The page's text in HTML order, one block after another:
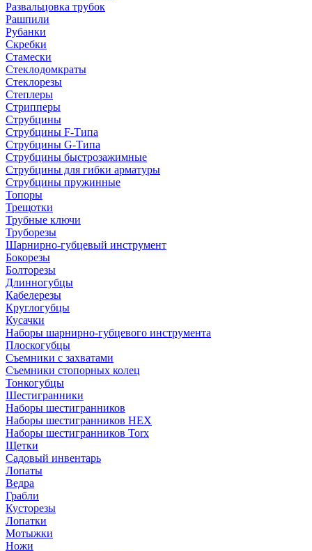
Развальцовка трубок
Рашпили
Рубанки
Скребки
Стамески
Стеклодомкраты
Стеклорезы
Степлеры
Стрипперы
Струбцины
Струбцины F-Типа
Струбцины G-Типа
Струбцины быстрозажимные
Струбцины для гибки арматуры
Струбцины пружинные
Топоры
Трещотки
Трубные ключи
Труборезы
Шарнирно-губцевый инструмент
Бокорезы
Болторезы
Длинногубцы
Кабелерезы
Круглогубцы
Кусачки
Наборы шарнирно-губцевого инструмента
Плоскогубцы
Съемники с захватами
Съемники стопорных колец
Тонкогубцы
Шестигранники
Наборы шестигранников
Наборы шестигранников HEX
Наборы шестигранников Torx
Щетки
Садовый инвентарь
Лопаты
Ведра
Грабли
Кусторезы
Лопатки
Мотыжки
Ножи